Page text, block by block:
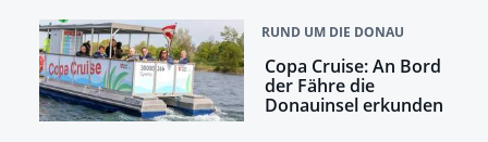
RUND UM DIE DONAU
Copa Cruise: An Bord
der Fähre die
Donauinsel erkunden